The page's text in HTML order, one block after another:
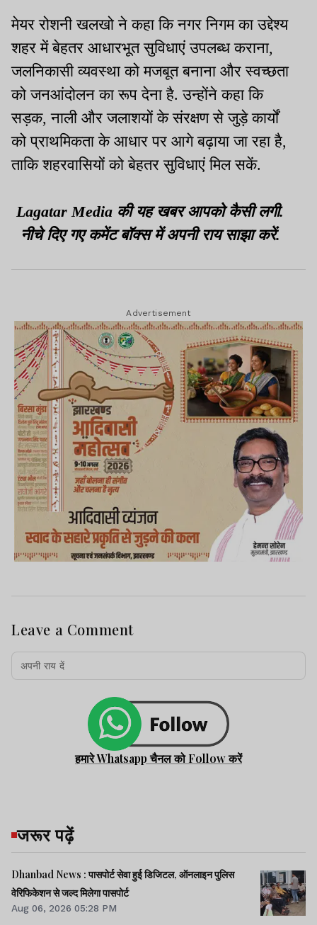
मेयर रोशनी खलखो ने कहा कि नगर निगम का उद्देश्य
शहर में बेहतर आधारभूत सुविधाएं उपलब्ध कराना,
जलनिकासी व्यवस्था को मजबूत बनाना और स्वच्छता
को जनआंदोलन का रूप देना है. उन्होंने कहा कि
सड़क, नाली और जलाशयों के संरक्षण से जुड़े कार्यों
को प्राथमिकता के आधार पर आगे बढ़ाया जा रहा है,
ताकि शहरवासियों को बेहतर सुविधाएं मिल सकें.
Lagatar Media की यह खबर आपको कैसी लगी.
नीचे दिए गए कमेंट बॉक्स में अपनी राय साझा करें.
Advertisement
Leave a Comment
हमारे Whatsapp चैनल को Follow करें
जरूर पढ़ें
Dhanbad News : पासपोर्ट सेवा हुई डिजिटल, ऑनलाइन पुलिस
वेरिफिकेशन से जल्द मिलेगा पासपोर्ट
Aug 06, 2026 05:28 PM